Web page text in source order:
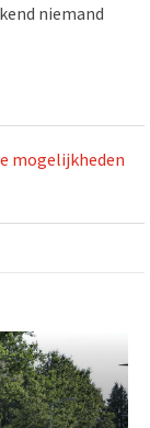
niemand
mogelijkheden